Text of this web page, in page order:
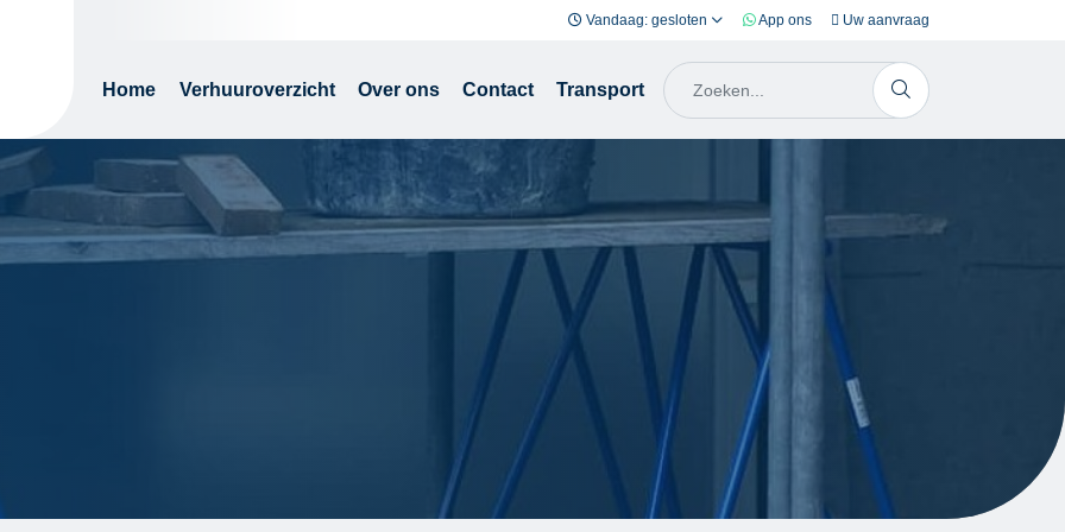
Vandaag: gesloten App ons Uw aanvraag
Home Verhuuroverzicht Over ons Contact Transport